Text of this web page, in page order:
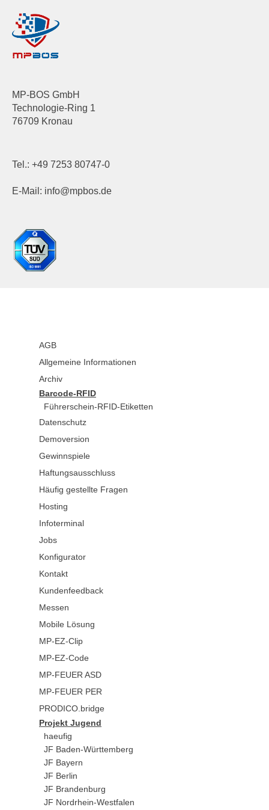
MP-BOS GmbH
Technologie-Ring 1
76709 Kronau
Tel.: +49 7253 80747-0
E-Mail: info@mpbos.de
AGB
Allgemeine Informationen
Archiv
Barcode-RFID
Führerschein-RFID-Etiketten
Datenschutz
Demoversion
Gewinnspiele
Haftungsausschluss
Häufig gestellte Fragen
Hosting
Infoterminal
Jobs
Konfigurator
Kontakt
Kundenfeedback
Messen
Mobile Lösung
MP-EZ-Clip
MP-EZ-Code
MP-FEUER ASD
MP-FEUER PER
PRODICO.bridge
Projekt Jugend
haeufig
JF Baden-Württemberg
JF Bayern
JF Berlin
JF Brandenburg
JF Nordrhein-Westfalen